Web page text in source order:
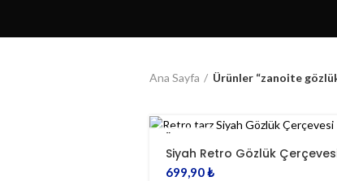
Ana Sayfa Ürünler “zanoite
TÜKENDI
Siyah Retro Gözlük
699,90₺